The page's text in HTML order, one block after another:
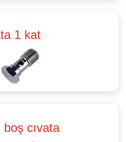
1 kat
boş cıvata